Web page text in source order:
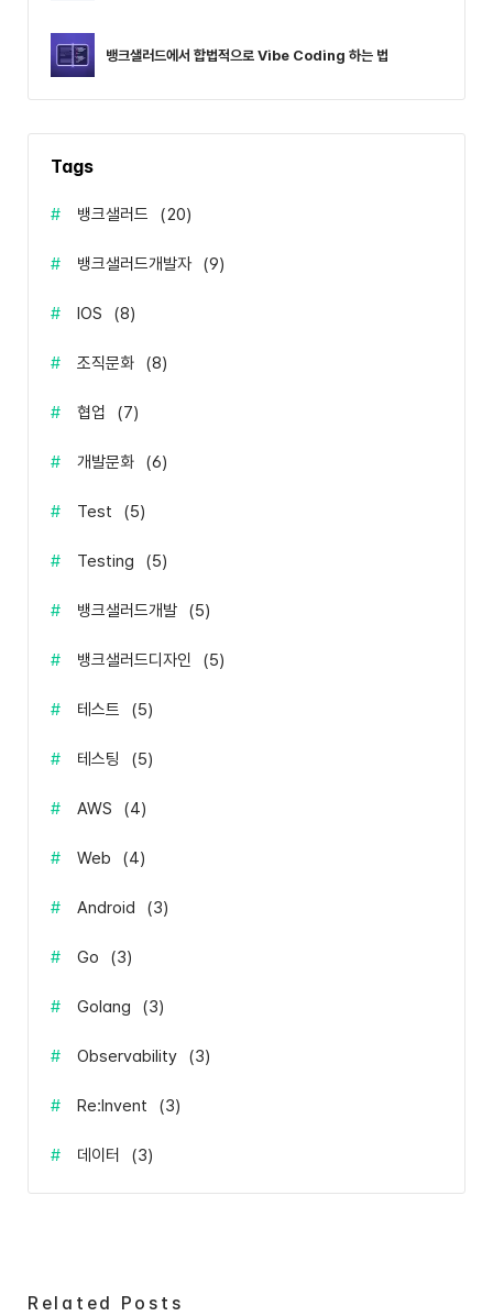
뱅크샐러드에서 합법적으로 Vibe Coding 하는 법
Tags
# 뱅크샐러드 (20)
# 뱅크샐러드개발자 (9)
# IOS (8)
# 조직문화 (8)
# 협업 (7)
# 개발문화 (6)
# Test (5)
# Testing (5)
# 뱅크샐러드개발 (5)
# 뱅크샐러드디자인 (5)
# 테스트 (5)
# 테스팅 (5)
# AWS (4)
# Web (4)
# Android (3)
# Go (3)
# Golang (3)
# Observability (3)
# Re:Invent (3)
# 데이터 (3)
Related Posts